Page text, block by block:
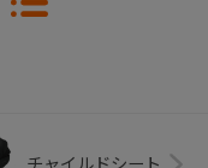
チャイルドシート